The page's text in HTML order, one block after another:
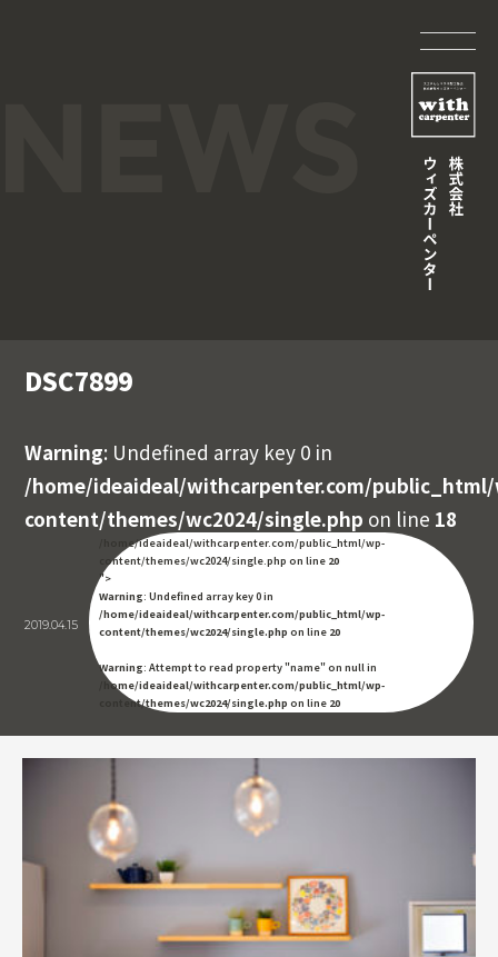
DSC7899
Warning: Undefined array key 0 in
/home/ideaideal/withcarpenter.com/
content/themes/wc2024/single.php on line 18
2019.04.15
/home/ideaideal/withcarpenter.com/public_html/wp-
content/themes/wc2024/single.php on line 20
">
Warning: Undefined array key 0 in
/home/ideaideal/withcarpenter.com/public_html/wp-
content/themes/wc2024/single.php on line 20
Warning: Attempt to read property "name" on null in
/home/ideaideal/withcarpenter.com/public_html/wp-
content/themes/wc2024/single.php on line 20